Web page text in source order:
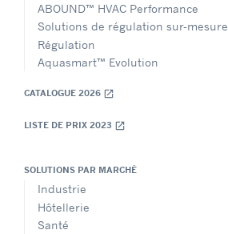
ABOUND™ HVAC Performance
Solutions de régulation sur-mesure
Régulation
Aquasmart™ Evolution
CATALOGUE 2026 open_in_new
LISTE DE PRIX 2023 open_in_new
SOLUTIONS PAR MARCHÉ
Industrie
Hôtellerie
Santé